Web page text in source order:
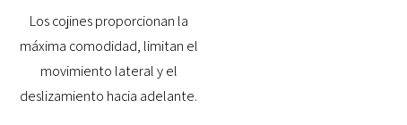
Los cojines proporcionan la
máxima comodidad, limitan el
movimiento lateral y el
deslizamiento hacia adelante.